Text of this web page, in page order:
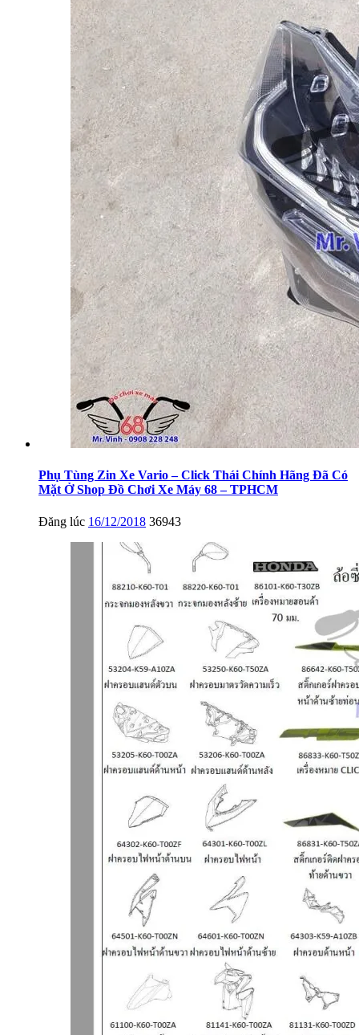
Phụ Tùng Zin Xe Vario – Click Thái Chính Hãng Đã Có
Mặt Ở Shop Đồ Chơi Xe Máy 68 – TPHCM
Đăng lúc 16/12/2018 36943